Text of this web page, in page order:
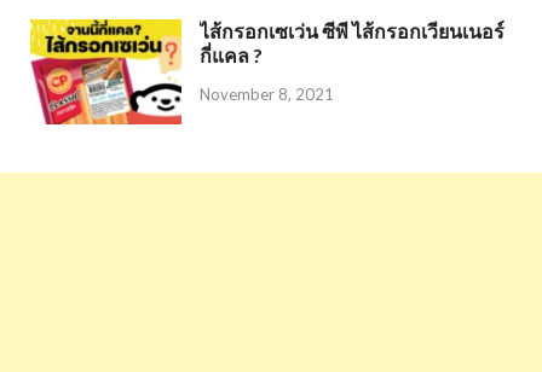
ไส้กรอกเซเว่น ซีพี ไส้กรอกเวียนเนอร์
กี่แคล ?
November 8, 2021